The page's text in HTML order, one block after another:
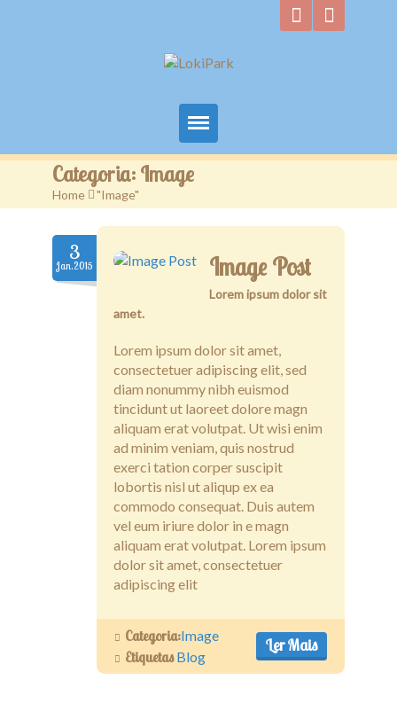
Início
Quem Somos
Convites
Galeria
Categoria: Image
Home >"Image"
3
Jan.2015 Image Post
Lorem ipsum dolor sit
amet.
Lorem ipsum dolor sit amet,
consectetuer adipiscing elit, sed
diam nonummy nibh euismod
tincidunt ut laoreet dolore magn
aliquam erat volutpat. Ut wisi enim
ad minim veniam, quis nostrud
exerci tation corper suscipit
lobortis nisl ut aliqup ex ea
commodo consequat. Duis autem
vel eum iriure dolor in e magn
aliquam erat volutpat. Lorem ipsum
dolor sit amet, consectetuer
adipiscing elit
Ler Mais
Categoria:Image
Etiquetas Blog